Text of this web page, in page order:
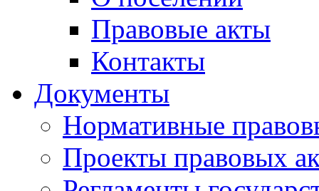
Правовые акты
Контакты
Документы
Нормативные
Проекты правовых